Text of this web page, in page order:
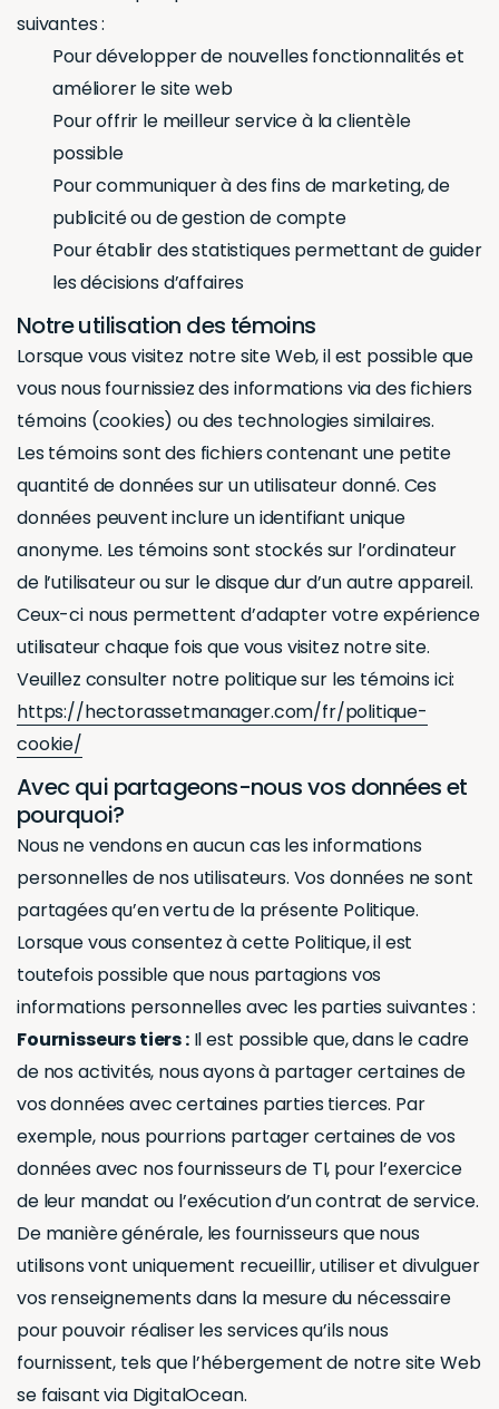
suivantes :
Pour développer de nouvelles fonctionnalités et
améliorer le site web
Pour offrir le meilleur service à la clientèle
possible
Pour communiquer à des fins de marketing, de
publicité ou de gestion de compte
Pour établir des statistiques permettant de guider
les décisions d’affaires
Notre utilisation des témoins
Lorsque vous visitez notre site Web, il est possible que
vous nous fournissiez des informations via des fichiers
témoins (cookies) ou des technologies similaires.
Les témoins sont des fichiers contenant une petite
quantité de données sur un utilisateur donné. Ces
données peuvent inclure un identifiant unique
anonyme. Les témoins sont stockés sur l’ordinateur
de l’utilisateur ou sur le disque dur d’un autre appareil.
Ceux-ci nous permettent d’adapter votre expérience
utilisateur chaque fois que vous visitez notre site.
Veuillez consulter notre politique sur les témoins ici:
https://hectorassetmanager.com/fr/politique-
cookie/
Avec qui partageons-nous vos données et
pourquoi?
Nous ne vendons en aucun cas les informations
personnelles de nos utilisateurs. Vos données ne sont
partagées qu’en vertu de la présente Politique.
Lorsque vous consentez à cette Politique, il est
toutefois possible que nous partagions vos
informations personnelles avec les parties suivantes :
Fournisseurs tiers :Il est possible que, dans le cadre
de nos activités, nous ayons à partager certaines de
vos données avec certaines parties tierces. Par
exemple, nous pourrions partager certaines de vos
données avec nos fournisseurs de TI, pour l’exercice
de leur mandat ou l’exécution d’un contrat de service.
De manière générale, les fournisseurs que nous
utilisons vont uniquement recueillir, utiliser et divulguer
vos renseignements dans la mesure du nécessaire
pour pouvoir réaliser les services qu’ils nous
fournissent, tels que l’hébergement de notre site Web
se faisant via DigitalOcean.